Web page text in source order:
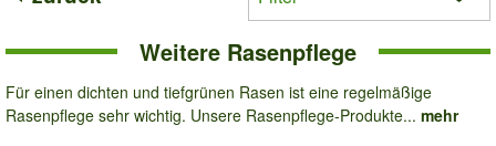
Weitere Rasenpflege
Für einen dichten und tiefgrünen Rasen ist eine regelmäßige
Rasenpflege sehr wichtig. Unsere Rasenpflege-Produkte... mehr